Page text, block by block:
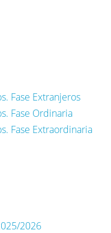
Fase Extranjeros
Fase Ordinaria
Fase Extraordinaria
2026